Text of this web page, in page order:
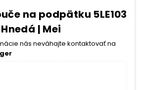
na podpätku 5LE103
Hnedá | Mei
nás neváhajte kontaktovať na